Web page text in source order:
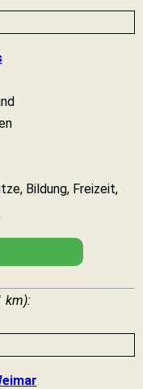
Bildung, Freizeit,
km):